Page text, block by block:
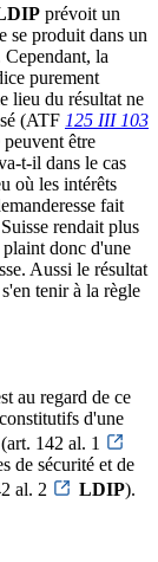
prévoit un
se produit dans un
la
purement
lieu du résultat ne
(ATF 125 III 103
être
t-il dans le cas
où les intérêts
fait
rendait plus
donc d'une
Aussi le résultat
tenir à la règle
au regard de ce
d'une
142 al. 1
de sécurité et de
al. 2
LDIP).